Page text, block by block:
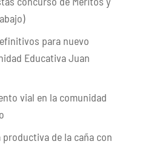
para nuevo
Educativa Juan
vial en la comunidad
de la caña con